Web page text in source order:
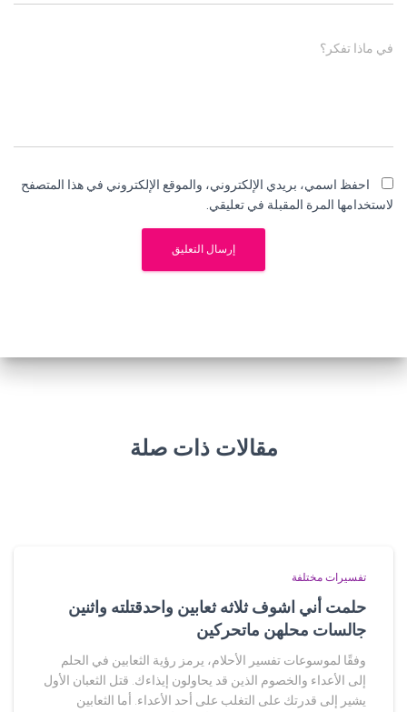
في ماذا تفكر؟
احفظ اسمي، بريدي الإلكتروني، والموقع الإلكتروني في هذا المتصفح
لاستخدامها المرة المقبلة في تعليقي.
مقالات ذات صلة
تفسيرات مختلفة
حلمت أني اشوف ثلاثه ثعابين واحدقتلته واثنين
جالسات محلهن ماتحركين
وفقًا لموسوعات تفسير الأحلام، يرمز رؤية الثعابين في الحلم
إلى الأعداء والخصوم الذين قد يحاولون إيذاءك. قتل الثعبان الأول
يشير إلى قدرتك على التغلب على أحد الأعداء. أما الثعابين